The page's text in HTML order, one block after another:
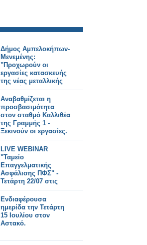
Δήμος Αμπελοκήπων-
Μενεμένης:
"Προχωρούν οι
εργασίες κατασκευής
της νέας μεταλλικής
πεζογέφυρας στην
οδό Καλλιθέας"
Αναβαθμίζεται η
προσβασιμότητα
στον σταθμό Καλλιθέα
της Γραμμής 1 -
Ξεκινούν οι εργασίες.
LIVE WEBINAR
"Ταμείο
Επαγγελματικής
Ασφάλισης ΠΦΣ" -
Τετάρτη 22/07 στις
17:00
Ενδιαφέρουσα
ημερίδα την Τετάρτη
15 Ιουλίου στον
Αστακό.